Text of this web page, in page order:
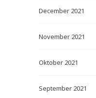
December 2021
November 2021
Oktober 2021
September 2021